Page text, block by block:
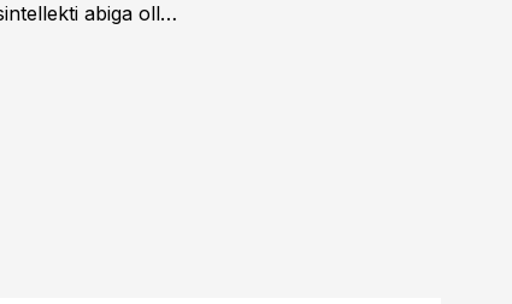
abiga olla